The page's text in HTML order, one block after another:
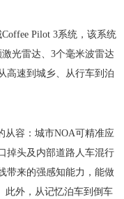
Pilot 3系统，该系统
光雷达、3个毫米波雷达
高速到城乡、从行车到泊
从容：城市NOA可精准应
掉头及内部道路人车混行
带来的强感知能力，能做
此外，从记忆泊车到倒车